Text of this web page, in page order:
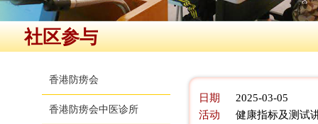
社区参与
香港防痨会
香港防痨会中医诊所
日期
2025-03-05
活动
健康指标及测试